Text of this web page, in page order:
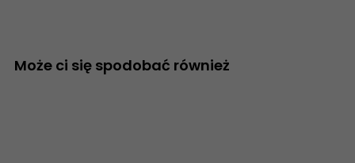
Może ci się spodobać również